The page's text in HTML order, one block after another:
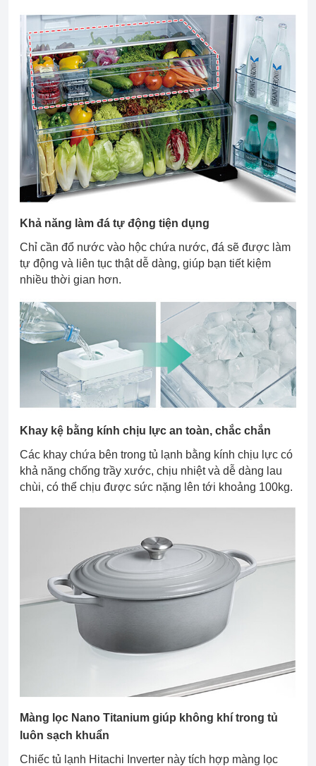
Khả năng làm đá tự động tiện dụng
Chỉ cần đổ nước vào hộc chứa nước, đá sẽ được làm
tự động và liên tục thật dễ dàng, giúp bạn tiết kiệm
nhiều thời gian hơn.
Khay kệ bằng kính chịu lực an toàn, chắc chắn
Các khay chứa bên trong tủ lạnh bằng kính chịu lực có
khả năng chống trầy xước, chịu nhiệt và dễ dàng lau
chùi, có thể chịu được sức nặng lên tới khoảng 100kg.
Màng lọc Nano Titanium giúp không khí trong tủ
luôn sạch khuẩn
Chiếc tủ lạnh Hitachi Inverter này tích hợp màng lọc